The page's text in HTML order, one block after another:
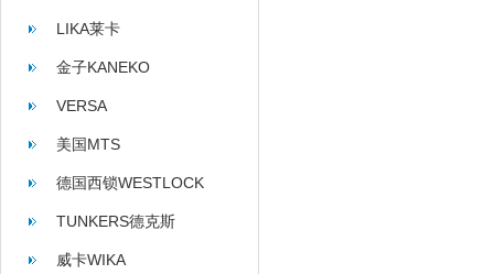
LIKA莱卡
金子KANEKO
VERSA
美国MTS
德国西锁WESTLOCK
TUNKERS德克斯
威卡WIKA